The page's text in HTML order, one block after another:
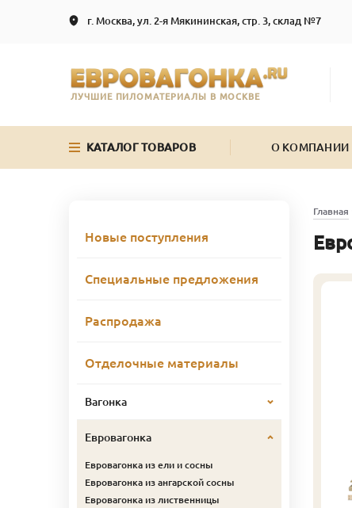
г. Москва, ул. 2-я Мякининская, стр. 3, склад №7
ЛУЧШИЕ ПИЛОМАТЕРИАЛЫ В МОСКВЕ
КАТАЛОГ ТОВАРОВ О КОМПАНИИ
Главная
Новые поступления
Специальные предложения
Распродажа
Отделочные материалы
Вагонка
Евровагонка
Евровагонка из ели и сосны
Евровагонка из ангарской сосны
Евровагонка из лиственницы